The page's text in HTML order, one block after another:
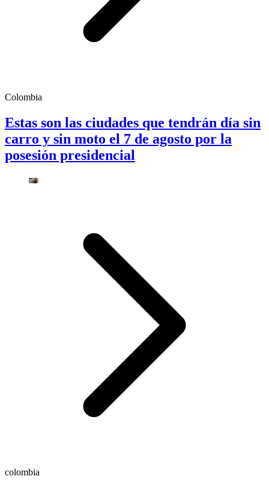
Colombia
Estas son las ciudades que tendrán día sin
carro y sin moto el 7 de agosto por la
posesión presidencial
colombia